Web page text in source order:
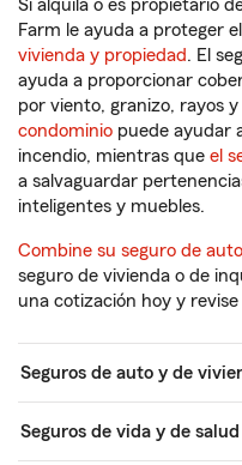
Si alquila o es propietario
Farm le ayuda a proteger
vivienda y propiedad. El
ayuda a proporcionar
por viento, granizo, rayos y
condominio puede ayudar
incendio, mientras que el
a salvaguardar
inteligentes y muebles.
Combine su seguro de
seguro de vivienda o de
una cotización hoy y revise
Seguros de auto y de
Seguros de vida y de salud